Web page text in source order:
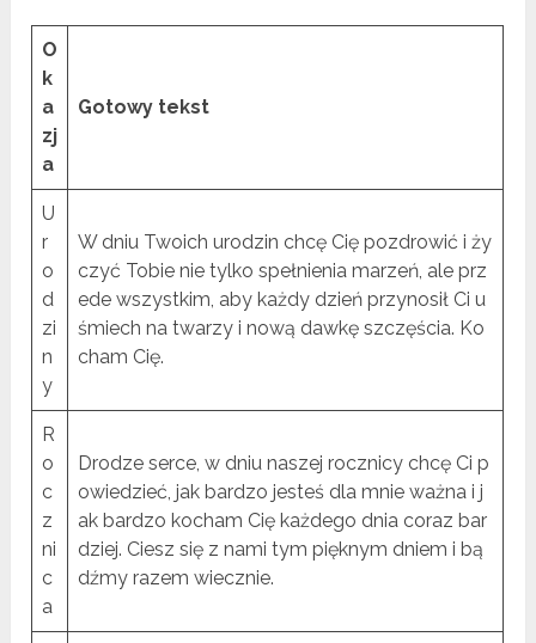
O
k
a
zj
a
Gotowy tekst
U
r
o
d
zi
n
y
W dniu Twoich urodzin chcę Cię pozdrowić i ży
czyć Tobie nie tylko spełnienia marzeń, ale prz
ede wszystkim, aby każdy dzień przynosił Ci u
śmiech na twarzy i nową dawkę szczęścia. Ko
cham Cię.
R
o
c
z
ni
c
a
Drodze serce, w dniu naszej rocznicy chcę Ci p
owiedzieć, jak bardzo jesteś dla mnie ważna i j
ak bardzo kocham Cię każdego dnia coraz bar
dziej. Ciesz się z nami tym pięknym dniem i bą
dźmy razem wiecznie.